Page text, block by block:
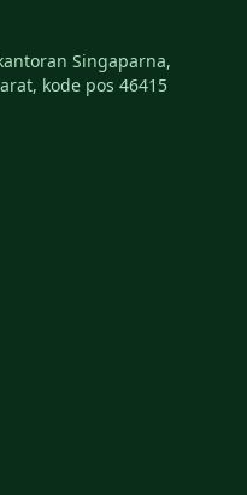
Singaparna,
kode pos 46415